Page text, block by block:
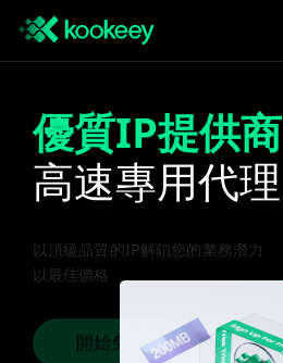
優質IP提供商
高速專用代理
以頂級品質的IP解鎖您的業務潛力
以最佳價格
開始免費試用